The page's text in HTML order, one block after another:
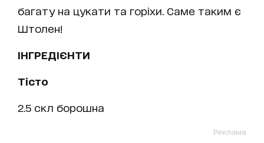
багату на цукати та горіхи. Саме таким є
Штолен!
ІНГРЕДІЄНТИ
Тісто
2.5 скл борошна
Реклама